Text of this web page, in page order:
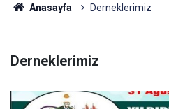
Anasayfa Derneklerimiz
Derneklerimiz